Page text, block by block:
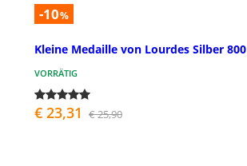
-10%
Kleine Medaille von Lourdes Silber 800
VORRÄTIG
€ 23,31 € 25,90